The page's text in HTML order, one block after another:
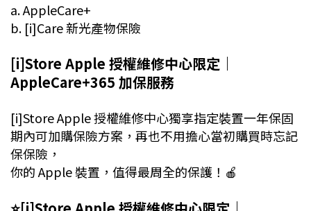
a. AppleCare+
b. [i]Care 新光產物保險
[i]Store Apple 授權維修中心限定｜
AppleCare+365 加保服務
[i]Store Apple 授權維修中心獨享指定裝置一年保固
期內可加購保險方案，再也不用擔心當初購買時忘記
保保險，
你的 Apple 裝置，值得最周全的保護！🍎